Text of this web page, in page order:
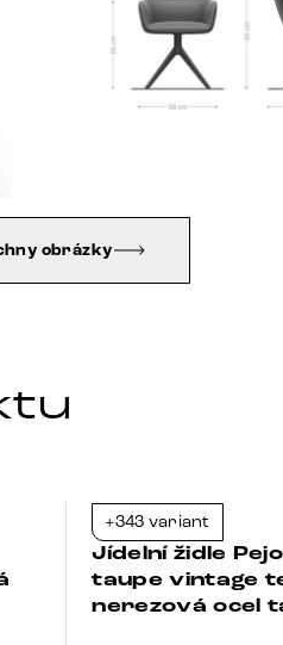
obrázky
+343 variant
Jídelní židle
taupe vintage
nerezová ocel